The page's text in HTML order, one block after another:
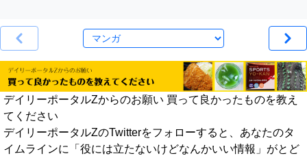
デイリーポータルZからのお願い 買って良かったものを教え
てください
デイリーポータルZのTwitterをフォローすると、あなたのタ
イムラインに「役には立たないけどなんかいい情報」がとど